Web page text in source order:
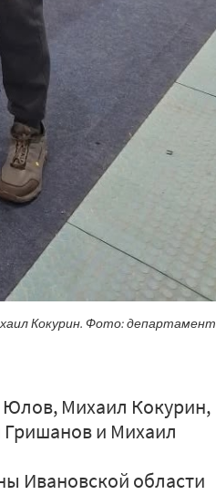
Кокурин. Фото: департамент
Юлов, Михаил Кокурин,
и Михаил
Ивановской области